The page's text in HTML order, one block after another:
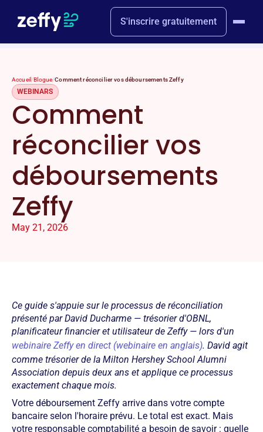
S'inscrire gratuitement
Accueil /Blogue/Comment réconcilier vos déboursements Zeffy
WEBINARS
Comment
réconcilier vos
déboursements
Zeffy
May 21, 2026
Ce guide s'appuie sur le processus de réconciliation
présenté par David Ducharme — trésorier d'OBNL,
planificateur financier et utilisateur de Zeffy — lors d'un
webinaire Zeffy en direct (webinaire en anglais). David agit
comme trésorier de la Milton Hershey School Alumni
Association depuis deux ans et applique ce processus
exactement chaque mois.
Votre déboursement Zeffy arrive dans votre compte
bancaire selon l'horaire prévu. Le total est exact. Mais
votre responsable comptabilité a besoin de savoir : quelle